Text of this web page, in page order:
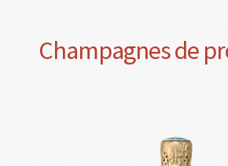
Champagnes de